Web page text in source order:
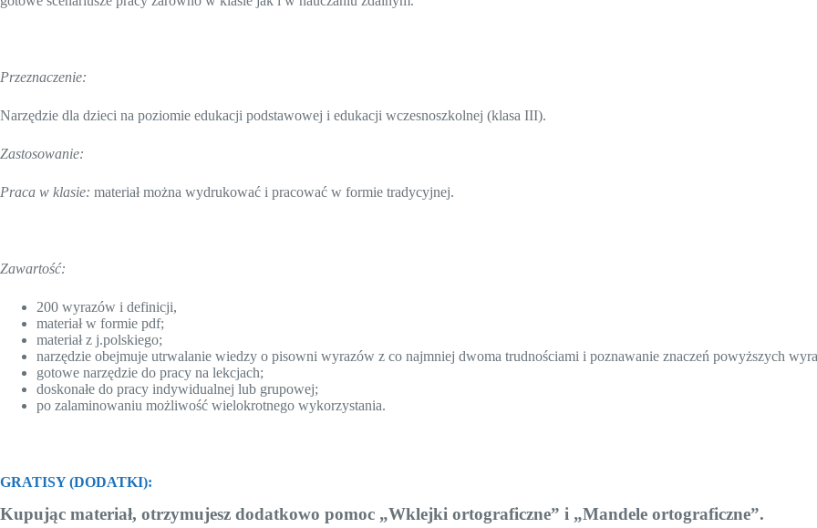
Przeznaczenie:
Narzędzie dla dzieci na poziomie edukacji podstawowej i edukacji wczesnoszkolnej (klasa III).
Zastosowanie:
Praca w klasie: materiał można wydrukować i pracować w formie tradycyjnej.
Zawartość:
200 wyrazów i definicji,
materiał w formie pdf;
materiał z j.polskiego;
narzędzie obejmuje utrwalanie wiedzy o pisowni wyrazów z co najmniej dwoma trudnościami i poznawanie znaczeń powyższych
gotowe narzędzie do pracy na lekcjach;
doskonałe do pracy indywidualnej lub grupowej;
po zalaminowaniu możliwość wielokrotnego wykorzystania.
GRATISY (DODATKI):
Kupując materiał, otrzymujesz dodatkowo pomoc „Wklejki ortograficzne” i „Mandele ortograficzne”.